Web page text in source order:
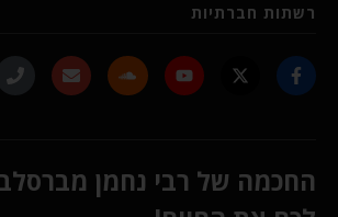
רשתות חברתיות
החכמה של רבי נחמן